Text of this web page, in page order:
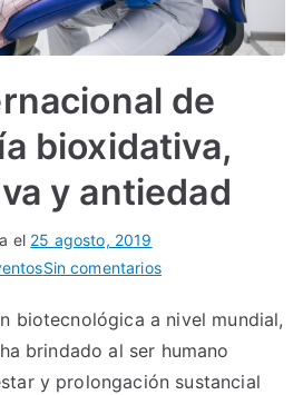
de
bioxidativa,
y antiedad
el 25 agosto, 2019
Sin comentariosen
Internacional
de
odontología
biotecnológica a nivel mundial,
brindado al ser humano
y prolongación sustancial